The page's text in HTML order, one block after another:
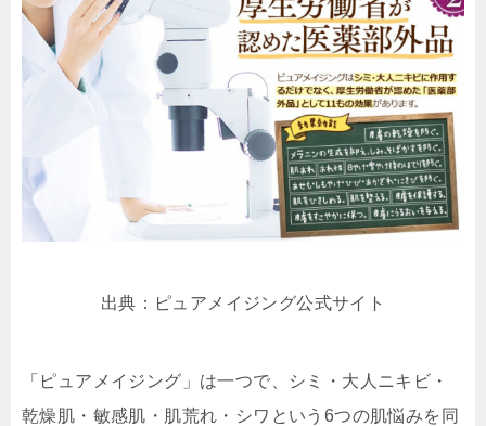
出典：ピュアメイジング公式サイト
「ピュアメイジング」は一つで、シミ・大人ニキビ・
乾燥肌・敏感肌・肌荒れ・シワという6つの肌悩みを同